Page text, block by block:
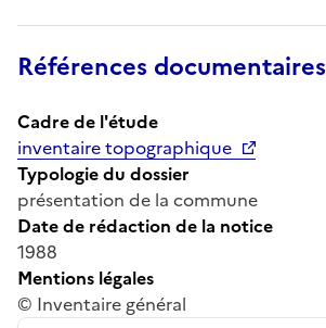
Références documentaires
Cadre de l'étude
inventaire topographique
Typologie du dossier
présentation de la commune
Date de rédaction de la notice
1988
Mentions légales
© Inventaire général